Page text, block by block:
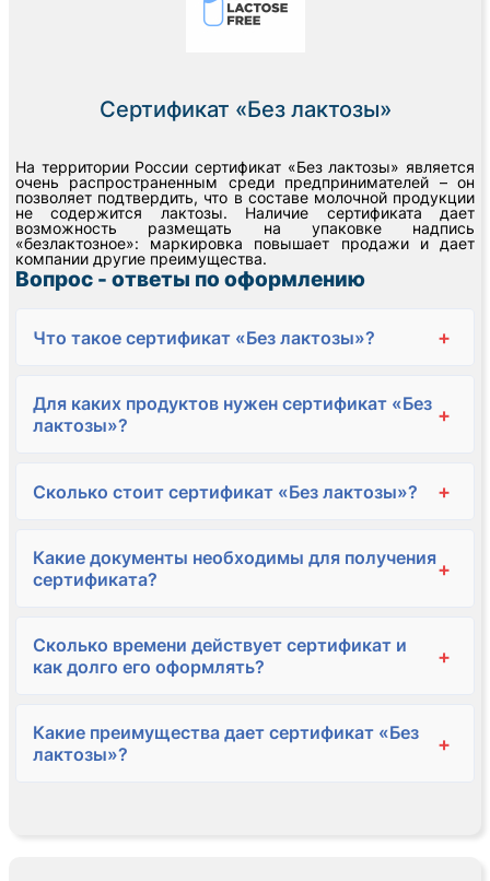
Сертификат «Без лактозы»
На территории России сертификат «Без лактозы» является
очень распространенным среди предпринимателей – он
позволяет подтвердить, что в составе молочной продукции
не содержится лактозы. Наличие сертификата дает
возможность размещать на упаковке надпись
«безлактозное»: маркировка повышает продажи и дает
компании другие преимущества.
Вопрос - ответы по оформлению
Что такое сертификат «Без лактозы»? +
Для каких продуктов нужен сертификат «Без
лактозы»?
+
Сколько стоит сертификат «Без лактозы»? +
Какие документы необходимы для получения
сертификата?
+
Сколько времени действует сертификат и
как долго его оформлять?
+
Какие преимущества дает сертификат «Без
лактозы»?
+